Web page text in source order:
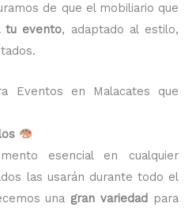
de que el mobiliario que
tu evento, adaptado al estilo,
Eventos en Malacates que
esencial en cualquier
las usarán durante todo el
una gran variedadpara